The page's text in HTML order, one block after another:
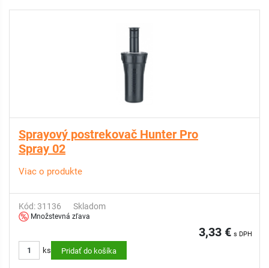
Sprayový postrekovač Hunter Pro
Spray 02
Viac o produkte
Kód: 31136 Skladom
Množstevná zľava
3,33 € s DPH
ks Pridať do košíka